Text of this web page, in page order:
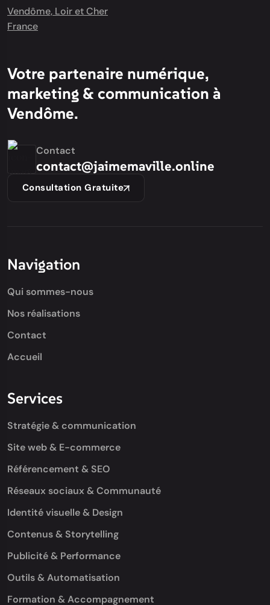
Vendôme, Loir et Cher
France
Votre partenaire numérique,
marketing & communication à
Vendôme.
Contact
contact@jaimemaville.online
Consultation Gratuite
Navigation
Qui sommes-nous
Nos réalisations
Contact
Accueil
Services
Stratégie & communication
Site web & E-commerce
Référencement & SEO
Réseaux sociaux & Communauté
Identité visuelle & Design
Contenus & Storytelling
Publicité & Performance
Outils & Automatisation
Formation & Accompagnement